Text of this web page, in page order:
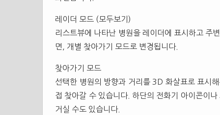
레이더 모드 (모두보기)
리스트뷰에 나타난 병원을 레이더에 표시하고 주
면, 개별 찾아가기 모드로 변경됩니다.
찾아가기 모드
선택한 병원의 방향과 거리를 3D 화살표로 표시
접 찾아갈 수 있습니다. 하단의 전화기 아이콘이
거실 수도 있습니다.